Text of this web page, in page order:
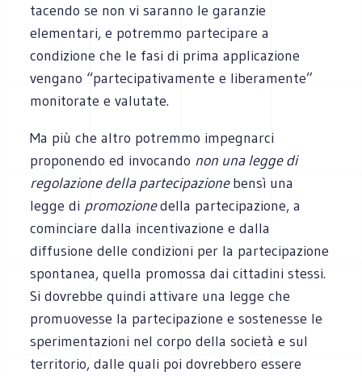
tacendo se non vi saranno le garanzie
elementari, e potremmo partecipare a
condizione che le fasi di prima applicazione
vengano “partecipativamente e liberamente”
monitorate e valutate.
Ma più che altro potremmo impegnarci
proponendo ed invocando non una legge di
regolazione della partecipazionebensì una
legge di promozionedella partecipazione, a
cominciare dalla incentivazione e dalla
diffusione delle condizioni per la partecipazione
spontanea, quella promossa dai cittadini stessi.
Si dovrebbe quindi attivare una legge che
promuovesse la partecipazione e sostenesse le
sperimentazioni nel corpo della società e sul
territorio, dalle quali poi dovrebbero essere